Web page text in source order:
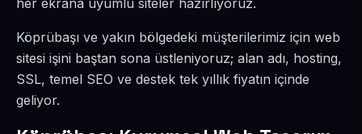
her ekrana uyumlu siteler hazırlıyoruz.
Köprübaşı ve yakın bölgedeki müşterilerimiz için web
sitesi işini baştan sona üstleniyoruz; alan adı, hosting,
SSL, temel SEO ve destek tek yıllık fiyatın içinde
geliyor.